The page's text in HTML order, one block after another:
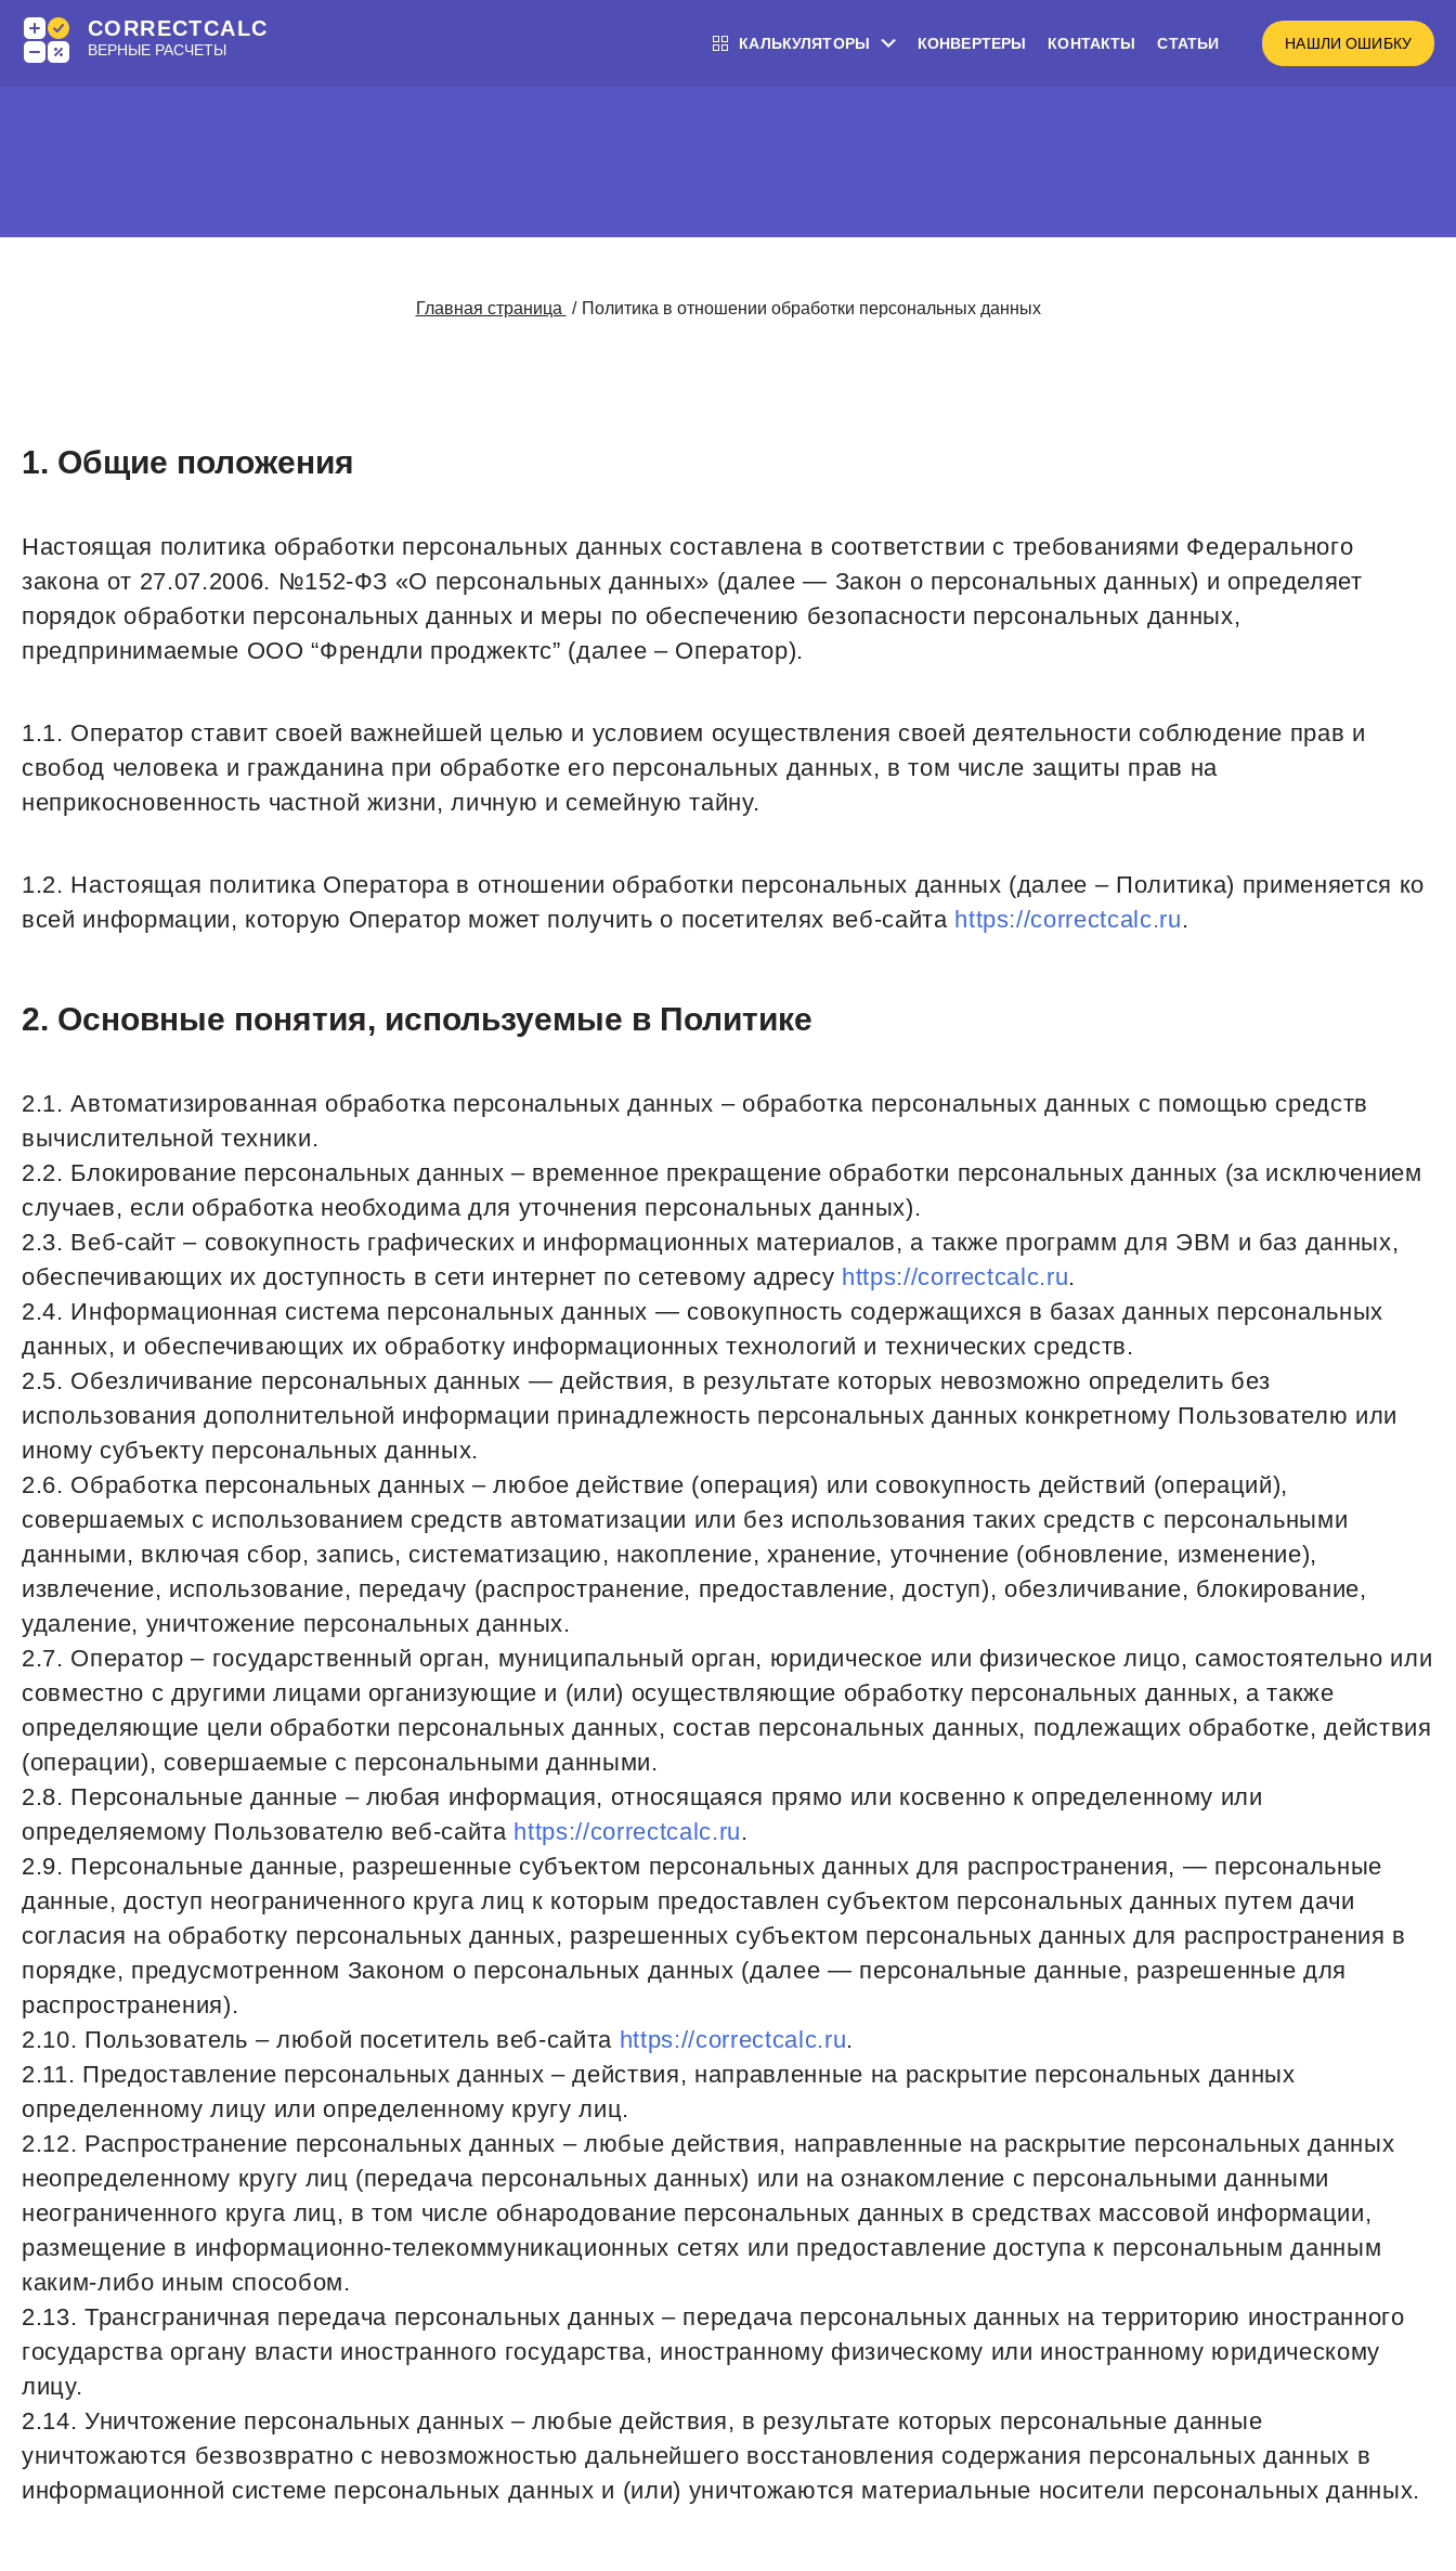
CORRECTCALC
ВЕРНЫЕ РАСЧЕТЫ КАЛЬКУЛЯТОРЫ КОНВЕРТЕРЫ КОНТАКТЫ СТАТЬИ НАШЛИ ОШИБКУ
Главная страница / Политика в отношении обработки персональных данных
1. Общие положения
Настоящая политика обработки персональных данных составлена в соответствии с требованиями Федерального
закона от 27.07.2006. №152-ФЗ «О персональных данных» (далее — Закон о персональных данных) и определяет
порядок обработки персональных данных и меры по обеспечению безопасности персональных данных,
предпринимаемые ООО “Френдли проджектс” (далее – Оператор).
1.1. Оператор ставит своей важнейшей целью и условием осуществления своей деятельности соблюдение прав и
свобод человека и гражданина при обработке его персональных данных, в том числе защиты прав на
неприкосновенность частной жизни, личную и семейную тайну.
1.2. Настоящая политика Оператора в отношении обработки персональных данных (далее – Политика) применяется ко
всей информации, которую Оператор может получить о посетителях веб-сайта https://correctcalc.ru.
2. Основные понятия, используемые в Политике
2.1. Автоматизированная обработка персональных данных – обработка персональных данных с помощью средств
вычислительной техники.
2.2. Блокирование персональных данных – временное прекращение обработки персональных данных (за исключением
случаев, если обработка необходима для уточнения персональных данных).
2.3. Веб-сайт – совокупность графических и информационных материалов, а также программ для ЭВМ и баз данных,
обеспечивающих их доступность в сети интернет по сетевому адресу https://correctcalc.ru.
2.4. Информационная система персональных данных — совокупность содержащихся в базах данных персональных
данных, и обеспечивающих их обработку информационных технологий и технических средств.
2.5. Обезличивание персональных данных — действия, в результате которых невозможно определить без
использования дополнительной информации принадлежность персональных данных конкретному Пользователю или
иному субъекту персональных данных.
2.6. Обработка персональных данных – любое действие (операция) или совокупность действий (операций),
совершаемых с использованием средств автоматизации или без использования таких средств с персональными
данными, включая сбор, запись, систематизацию, накопление, хранение, уточнение (обновление, изменение),
извлечение, использование, передачу (распространение, предоставление, доступ), обезличивание, блокирование,
удаление, уничтожение персональных данных.
2.7. Оператор – государственный орган, муниципальный орган, юридическое или физическое лицо, самостоятельно или
совместно с другими лицами организующие и (или) осуществляющие обработку персональных данных, а также
определяющие цели обработки персональных данных, состав персональных данных, подлежащих обработке, действия
(операции), совершаемые с персональными данными.
2.8. Персональные данные – любая информация, относящаяся прямо или косвенно к определенному или
определяемому Пользователю веб-сайта https://correctcalc.ru.
2.9. Персональные данные, разрешенные субъектом персональных данных для распространения, — персональные
данные, доступ неограниченного круга лиц к которым предоставлен субъектом персональных данных путем дачи
согласия на обработку персональных данных, разрешенных субъектом персональных данных для распространения в
порядке, предусмотренном Законом о персональных данных (далее — персональные данные, разрешенные для
распространения).
2.10. Пользователь – любой посетитель веб-сайта https://correctcalc.ru.
2.11. Предоставление персональных данных – действия, направленные на раскрытие персональных данных
определенному лицу или определенному кругу лиц.
2.12. Распространение персональных данных – любые действия, направленные на раскрытие персональных данных
неопределенному кругу лиц (передача персональных данных) или на ознакомление с персональными данными
неограниченного круга лиц, в том числе обнародование персональных данных в средствах массовой информации,
размещение в информационно-телекоммуникационных сетях или предоставление доступа к персональным данным
каким-либо иным способом.
2.13. Трансграничная передача персональных данных – передача персональных данных на территорию иностранного
государства органу власти иностранного государства, иностранному физическому или иностранному юридическому
лицу.
2.14. Уничтожение персональных данных – любые действия, в результате которых персональные данные
уничтожаются безвозвратно с невозможностью дальнейшего восстановления содержания персональных данных в
информационной системе персональных данных и (или) уничтожаются материальные носители персональных данных.